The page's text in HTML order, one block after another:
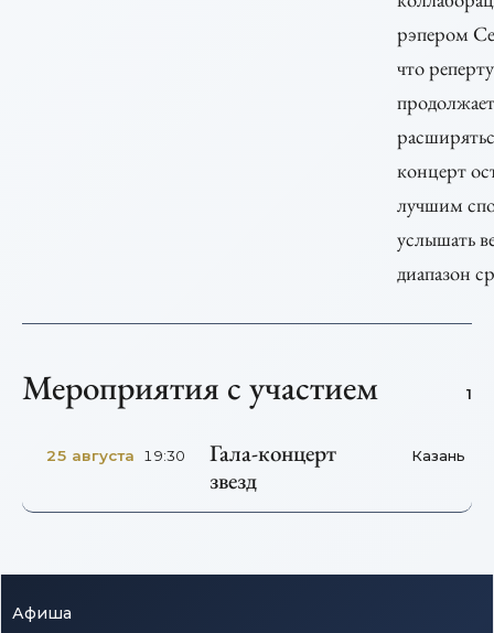
рэпером
что
продолжает
концерт
лучшим
услышать
диапазон
Мероприятия с участием 1
25 августа 19:30
Гала-концерт
звезд
Казань
Афиша